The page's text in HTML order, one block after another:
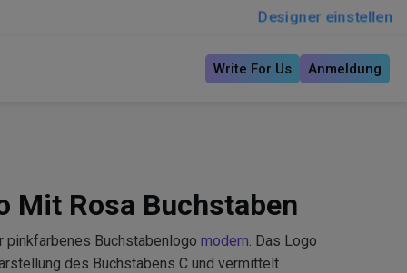
Designer einstellen
Write For Us Anmeldung
Mit Rosa Buchstaben
pinkfarbenes Buchstabenlogo modern. Das Logo
des Buchstabens C und vermittelt